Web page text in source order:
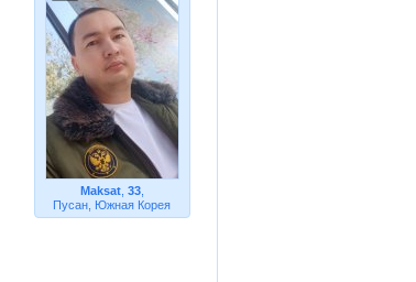
Maksat, 33,
Пусан, Южная Корея